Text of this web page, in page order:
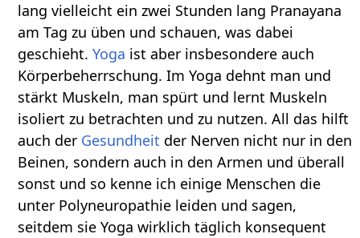
lang vielleicht ein zwei Stunden lang Pranayana
am Tag zu üben und schauen, was dabei
geschieht.Yoga ist aber insbesondere auch
Körperbeherrschung. Im Yoga dehnt man und
stärkt Muskeln, man spürt und lernt Muskeln
isoliert zu betrachten und zu nutzen. All das hilft
auch der Gesundheit der Nerven nicht nur in den
Beinen, sondern auch in den Armen und überall
sonst und so kenne ich einige Menschen die
unter Polyneuropathie leiden und sagen,
seitdem sie Yoga wirklich täglich konsequent